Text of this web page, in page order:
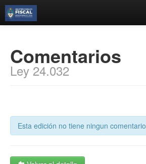
Búsqueda Avanzada
Estantes Virtuales
Contacto
Comentarios
Ley 24.032
Esta edición no tiene ningun comentario